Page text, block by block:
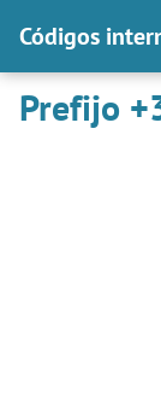
Códigos
Prefijo